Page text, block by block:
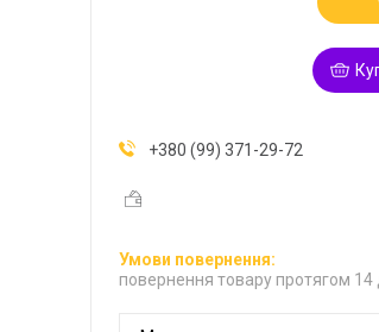
+380 (99) 371-29-72
повернення товару протягом 14